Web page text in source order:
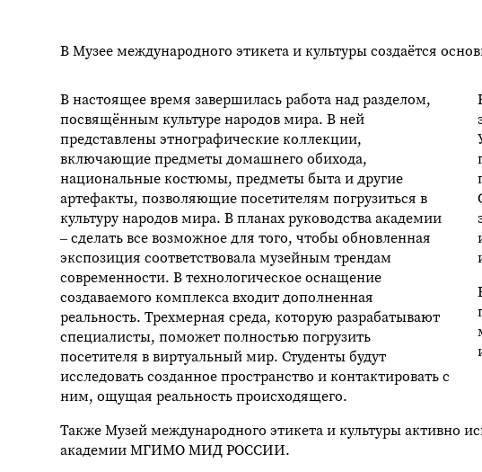
В Музее международного этикета и культуры создаётся
В настоящее время завершилась работа над разделом,
посвящённым культуре народов мира. В ней
представлены этнографические коллекции,
включающие предметы домашнего обихода,
национальные костюмы, предметы быта и другие
артефакты, позволяющие посетителям погрузиться в
культуру народов мира. В планах руководства академии
– сделать все возможное для того, чтобы обновленная
экспозиция соответствовала музейным трендам
современности. В технологическое оснащение
создаваемого комплекса входит дополненная
реальность. Трехмерная среда, которую разрабатывают
специалисты, поможет полностью погрузить
посетителя в виртуальный мир. Студенты будут
исследовать созданное пространство и контактировать с
ним, ощущая реальность происходящего.
Также Музей международного этикета и культуры активно
академии МГИМО МИД РОССИИ.